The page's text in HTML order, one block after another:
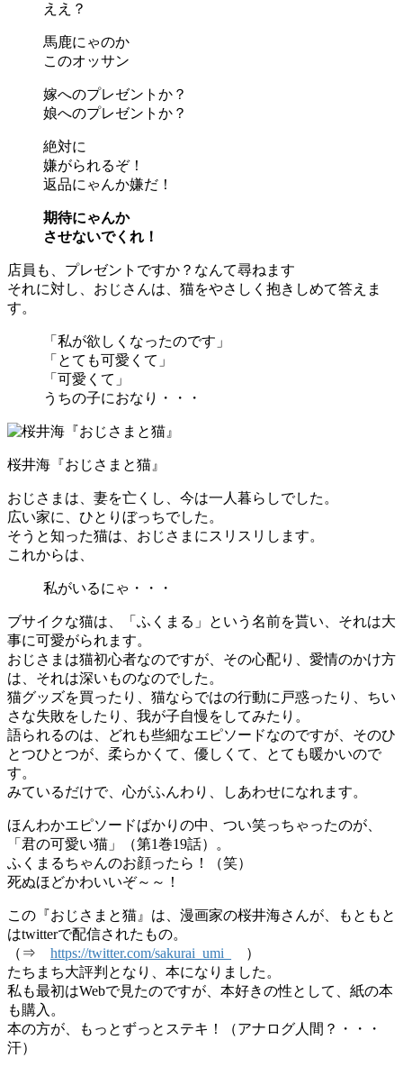
ええ？
馬鹿にゃのか
このオッサン
嫁へのプレゼントか？
娘へのプレゼントか？
絶対に
嫌がられるぞ！
返品にゃんか嫌だ！
期待にゃんか
させないでくれ！
店員も、プレゼントですか？なんて尋ねます
それに対し、おじさんは、猫をやさしく抱きしめて答えま
す。
「私が欲しくなったのです」
「とても可愛くて」
「可愛くて」
うちの子におなり・・・
桜井海『おじさまと猫』
おじさまは、妻を亡くし、今は一人暮らしでした。
広い家に、ひとりぼっちでした。
そうと知った猫は、おじさまにスリスリします。
これからは、
私がいるにゃ・・・
ブサイクな猫は、「ふくまる」という名前を貰い、それは大
事に可愛がられます。
おじさまは猫初心者なのですが、その心配り、愛情のかけ方
は、それは深いものなのでした。
猫グッズを買ったり、猫ならではの行動に戸惑ったり、ちい
さな失敗をしたり、我が子自慢をしてみたり。
語られるのは、どれも些細なエピソードなのですが、そのひ
とつひとつが、柔らかくて、優しくて、とても暖かいので
す。
みているだけで、心がふんわり、しあわせになれます。
ほんわかエピソードばかりの中、つい笑っちゃったのが、
「君の可愛い猫」（第1巻19話）。
ふくまるちゃんのお顔ったら！（笑）
死ぬほどかわいいぞ～～！
この『おじさまと猫』は、漫画家の桜井海さんが、もともと
はtwitterで配信されたもの。
（⇒ https://twitter.com/sakurai_umi_
）
たちまち大評判となり、本になりました。
私も最初はWebで見たのですが、本好きの性として、紙の本
も購入。
本の方が、もっとずっとステキ！（アナログ人間？・・・
汗）